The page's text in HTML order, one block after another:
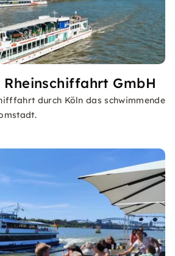
Rheinschiffahrt GmbH
durch Köln das schwimmende